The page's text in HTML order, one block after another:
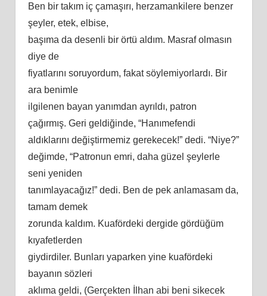
Ben bir takım iç çamaşırı, herzamankilere benzer
şeyler, etek, elbise,
başıma da desenli bir örtü aldım. Masraf olmasın
diye de
fiyatlarını soruyordum, fakat söylemiyorlardı. Bir
ara benimle
ilgilenen bayan yanımdan ayrıldı, patron
çağırmış. Geri geldiğinde, “Hanımefendi
aldıklarını değiştirmemiz gerekecek!” dedi. “Niye?”
değimde, “Patronun emri, daha güzel şeylerle
seni yeniden
tanımlayacağız!” dedi. Ben de pek anlamasam da,
tamam demek
zorunda kaldım. Kuafördeki dergide gördüğüm
kıyafetlerden
giydirdiler. Bunları yaparken yine kuafördeki
bayanın sözleri
aklıma geldi, (Gerçekten İlhan abi beni sikecek